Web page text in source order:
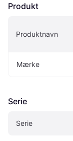
Produkt
Produktnavn
Mærke
Serie
Serie